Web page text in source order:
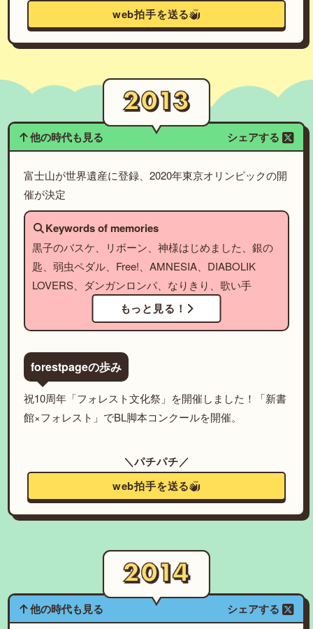
web拍手を送る
他の時代も見る シェアする
富士山が世界遺産に登録、2020年東京オリンピックの開
催が決定
Keywords of memories
黒子のバスケ、リボーン、神様はじめました、銀の
匙、弱虫ペダル、Free!、AMNESIA、DIABOLIK
LOVERS、ダンガンロンパ、なりきり、歌い手
もっと見る！
forestpageの歩み
祝10周年「フォレスト文化祭」を開催しました！「新書
館×フォレスト」でBL脚本コンクールを開催。
＼パチパチ／
web拍手を送る
他の時代も見る シェアする